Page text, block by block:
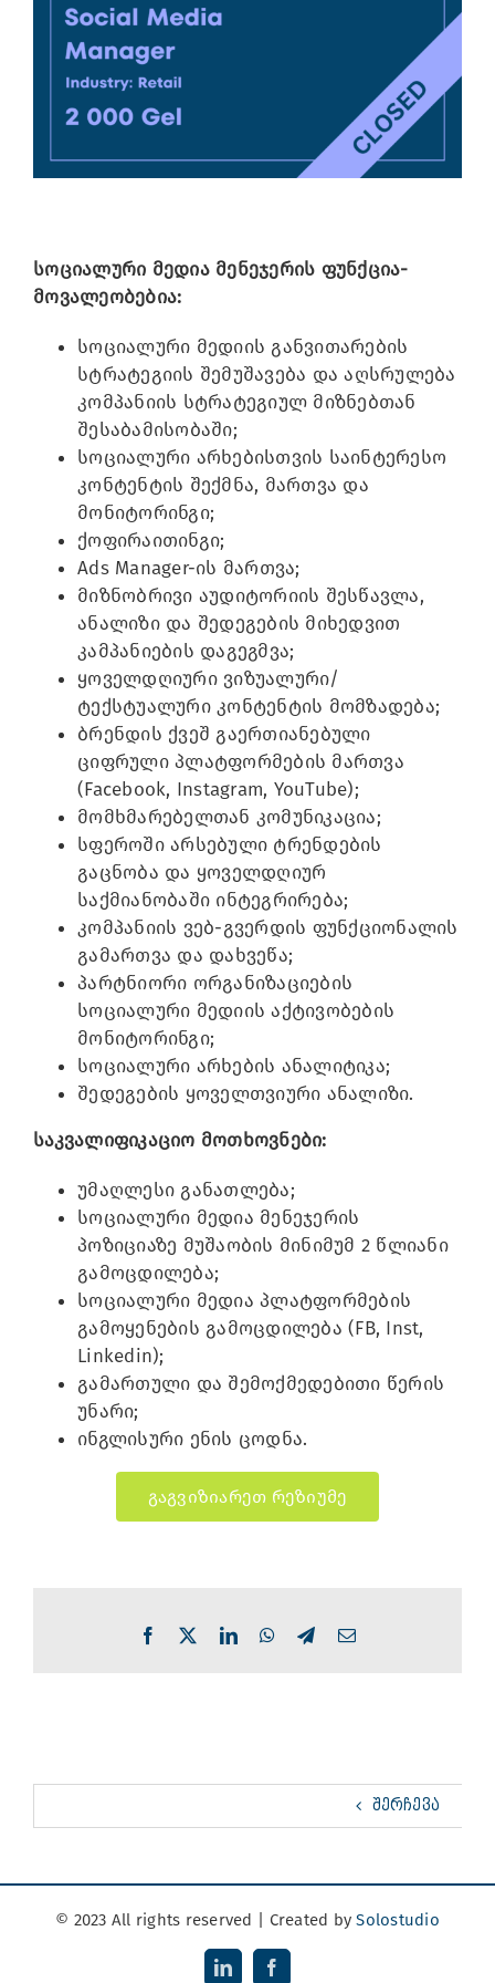
სოციალური მედია მენეჯერის ფუნქცია-
მოვალეობებია:
სოციალური მედიის განვითარების
სტრატეგიის შემუშავება და აღსრულება
კომპანიის სტრატეგიულ მიზნებთან
შესაბამისობაში;
სოციალური არხებისთვის საინტერესო
კონტენტის შექმნა, მართვა და
მონიტორინგი;
ქოფირაითინგი;
Ads Manager-ის მართვა;
მიზნობრივი აუდიტორიის შესწავლა,
ანალიზი და შედეგების მიხედვით
კამპანიების დაგეგმვა;
ყოველდღიური ვიზუალური/
ტექსტუალური კონტენტის მომზადება;
ბრენდის ქვეშ გაერთიანებული
ციფრული პლატფორმების მართვა
(Facebook, Instagram, YouTube);
მომხმარებელთან კომუნიკაცია;
სფეროში არსებული ტრენდების
გაცნობა და ყოველდღიურ
საქმიანობაში ინტეგრირება;
კომპანიის ვებ-გვერდის ფუნქციონალის
გამართვა და დახვეწა;
პარტნიორი ორგანიზაციების
სოციალური მედიის აქტივობების
მონიტორინგი;
სოციალური არხების ანალიტიკა;
შედეგების ყოველთვიური ანალიზი.
საკვალიფიკაციო მოთხოვნები:
უმაღლესი განათლება;
სოციალური მედია მენეჯერის
პოზიციაზე მუშაობის მინიმუმ 2 წლიანი
გამოცდილება;
სოციალური მედია პლატფორმების
გამოყენების გამოცდილება (FB, Inst,
Linkedin);
გამართული და შემოქმედებითი წერის
უნარი;
ინგლისური ენის ცოდნა.
გაგვიზიარეთ რეზიუმე
Facebook LinkedInWhatsApp
TelegramEmail
ᲨᲔᲠᲩᲔᲕᲐ
© 2023 All rights reserved | Created bySolostudio
LinkedInFacebook